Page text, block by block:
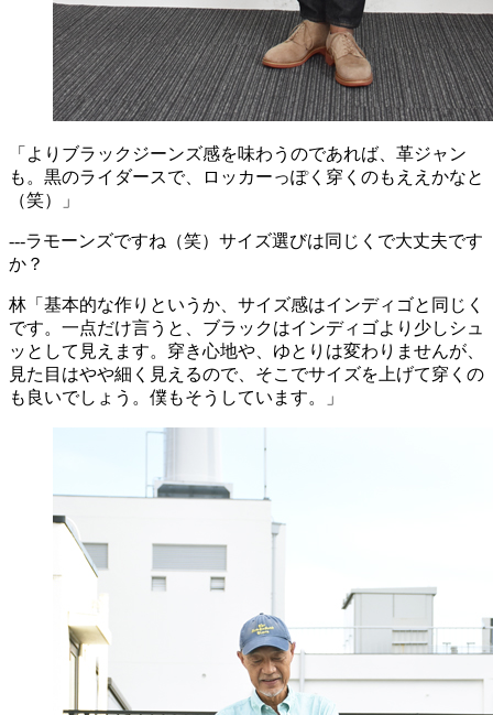
「よりブラックジーンズ感を味わうのであれば、革ジャン
も。黒のライダースで、ロッカーっぽく穿くのもええかなと
（笑）」
---ラモーンズですね（笑）サイズ選びは同じくで大丈夫です
か？
林「基本的な作りというか、サイズ感はインディゴと同じく
です。一点だけ言うと、ブラックはインディゴより少しシュ
ッとして見えます。穿き心地や、ゆとりは変わりませんが、
見た目はやや細く見えるので、そこでサイズを上げて穿くの
も良いでしょう。僕もそうしています。」